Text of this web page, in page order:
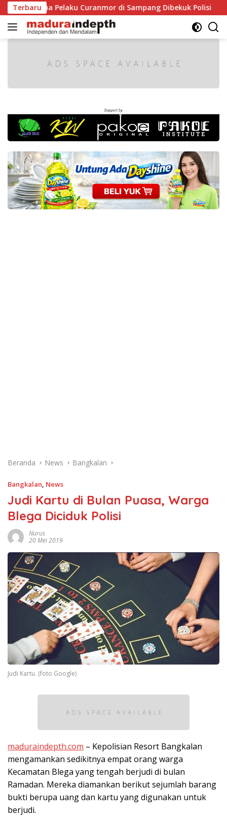
Langsung
ke
konten
Terbaru
Pelaku Curanmor di Sampang Dibekuk Polisi HUT
Beranda News Bangkalan
Bangkalan, News
Judi Kartu di Bulan Puasa, Warga
Blega Diciduk Polisi
Nurus
20 Mei 2019
Judi Kartu. (foto Google)
maduraindepth.com – Kepolisian Resort Bangkalan
mengamankan sedikitnya empat orang warga
Kecamatan Blega yang tengah berjudi di bulan
Ramadan. Mereka diamankan berikut sejumlah barang
bukti berupa uang dan kartu yang digunakan untuk
berjudi.